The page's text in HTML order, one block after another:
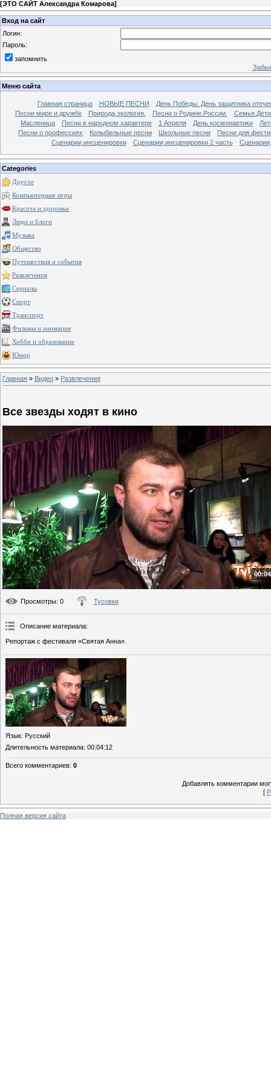
[ЭТО САЙТ Александра Комарова]
Вход на сайт
Логин:
Пароль:
запомнить
Меню сайта
Главная страница НОВЫЕ ПЕСНИ
День Победы. День защитника
Песни мире и дружбе
Природа,экология. Песни о Родине.России.
Масленица
Песни в народном характере 1 Апреля День космонавтики
Песни о профессиях
Колыбельные песни Школьные песни
Песни для
Сценарии,инсценировки
Сценарии,инсценировки 2 часть
Categories
Другое
Компьютерные игры
Красота и здоровье
Люди и блоги
Музыка
Общество
Путешествия и события
Развлечения
Сериалы
Спорт
Транспорт
Фильмы и анимация
Хобби и образование
Юмор
Главная » Видео » Развлечения
Все звезды ходят в кино
Просмотры: 0 Тусовки
Описание материала:
Репортаж с фестиваля «Святая Анна».
Язык: Русский
Длительность материала: 00:04:12
Всего комментариев: 0
Добавлять комментарии
[
Полная версия сайта